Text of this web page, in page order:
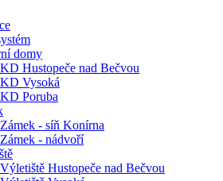
domy
KD Hustopeče nad Bečvou
KD Vysoká
KD Poruba
Zámek - síň Konírna
Zámek - nádvoří
Výletiště Hustopeče nad Bečvou